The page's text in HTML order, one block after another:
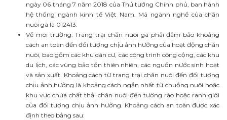
ngày 06 tháng 7 năm 2018 của Thủ tướng Chính phủ, ban hành
hệ thống ngành kinh tế Việt Nam. Mã ngành nghề của chăn
nuôi gà là 012413.
Về môi trường: Trang trại chăn nuôi gà phải đảm bảo khoảng
cách an toàn đến đối tượng chịu ảnh hưởng của hoạt động chăn
nuôi, bao gồm các khu dân cư, các công trình công cộng, các khu
du lịch, các vùng bảo tồn thiên nhiên, các nguồn nước sinh hoạt
và sản xuất. Khoảng cách từ trang trại chăn nuôi đến đối tượng
chịu ảnh hưởng là khoảng cách ngắn nhất từ chuồng nuôi hoặc
khu vực chứa chất thải chăn nuôi đến tường rào hoặc ranh giới
của đối tượng chịu ảnh hưởng. Khoảng cách an toàn được xác
định theo bảng sau: